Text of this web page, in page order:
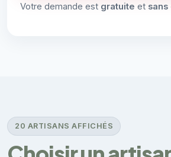
Votre demande est gratuite et
20 ARTISANS AFFICHÉS